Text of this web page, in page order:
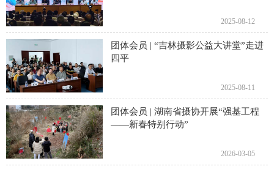
2025-08-12
团体会员 | “吉林摄影公益大讲堂”走进
四平
2025-08-11
团体会员 | 湖南省摄协开展“强基工程
——新春特别行动”
2026-03-05